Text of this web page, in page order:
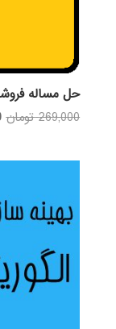
حل مساله
269,000 تومان